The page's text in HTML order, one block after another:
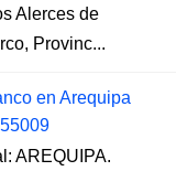
Alerces de
Provinc...
en Arequipa
AREQUIPA.